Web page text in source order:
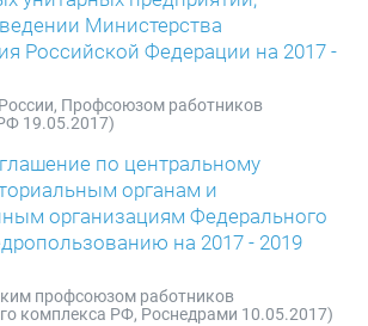
Министерства
Российской Федерации на 2017 -
Профсоюзом работников
19.05.2017)
по центральному
органам и
организациям Федерального
на 2017 - 2019
профсоюзом работников
комплекса РФ, Роснедрами 10.05.2017)